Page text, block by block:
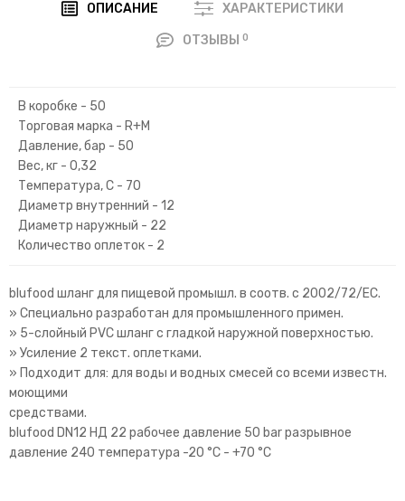
ОПИСАНИЕ ХАРАКТЕРИСТИКИ
ОТЗЫВЫ 0
В коробке - 50
Торговая марка - R+M
Давление, бар - 50
Вес, кг - 0,32
Температура, C - 70
Диаметр внутренний - 12
Диаметр наружный - 22
Количество оплеток - 2
blufood шланг для пищевой промышл. в соотв. с 2002/72/EC.
» Специально разработан для промышленного примен.
» 5-слойный PVC шланг с гладкой наружной поверхностью.
» Усиление 2 текст. оплетками.
» Подходит для: для воды и водных смесей со всеми известн.
моющими
средствами.
blufood DN12 НД 22 рабочее давление 50 bar разрывное
давление 240 температура -20 °C - +70 °C